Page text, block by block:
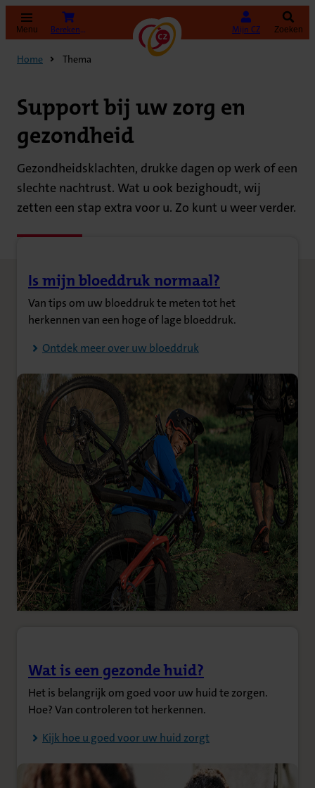
Menu Bereken uw premie Mijn CZ Zoeken
Home Thema
Support bij uw zorg en
gezondheid
Gezondheidsklachten, drukke dagen op werk of een
slechte nachtrust. Wat u ook bezighoudt, wij
zetten een stap extra voor u. Zo kunt u weer verder.
Is mijn bloeddruk normaal?
(Opent in nieuw tabblad)
Van tips om uw bloeddruk te meten tot het
herkennen van een hoge of lage bloeddruk.
Ontdek meer over uw bloeddruk
Wat is een gezonde huid?
(Opent in nieuw tabblad)
Het is belangrijk om goed voor uw huid te zorgen.
Hoe? Van controleren tot herkennen.
Kijk hoe u goed voor uw huid zorgt